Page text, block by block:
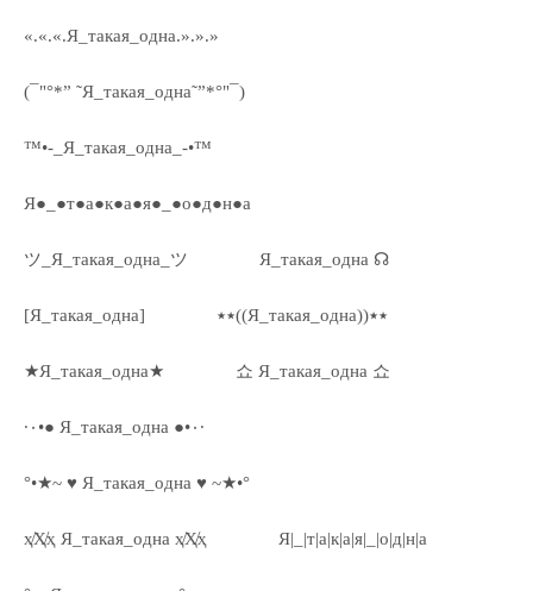
«.«.«.Я_такая_одна.».».»
(¯"°*” ˜Я_такая_одна˜”*°"¯)
™•-_Я_такая_одна_-•™
Я●_●т●а●к●а●я●_●о●д●н●а
ツ_Я_такая_одна_ツ Я_такая_одна ☊
[Я_такая_одна] ٭٭((Я_такая_одна))٭٭
★Я_такая_одна★ 쇼 Я_такая_одна 쇼
·٠•● Я_такая_одна ●•٠·
°•★~ ♥ Я_такая_одна ♥ ~★•°
ҳ̸Ҳ̸ҳ Я_такая_одна ҳ̸Ҳ̸ҳ Я|_|т|а|к|а|я|_|о|д|н|а